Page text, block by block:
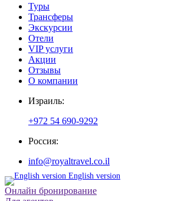
Туры
Трансферы
Экскурсии
Отели
VIP услуги
Акции
Отзывы
О компании
Израиль:
+972 54 690-9292
Россия:
info@royaltravel.co.il
English version
Онлaйн бронирование